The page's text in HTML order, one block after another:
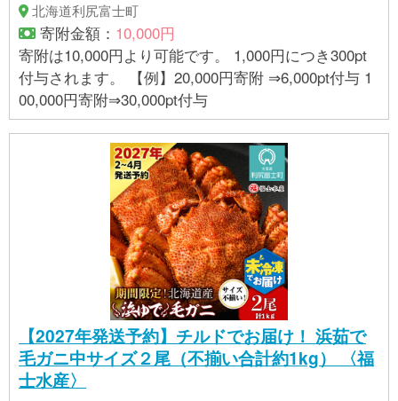
北海道利尻富士町
寄附金額： 10,000円
寄附は10,000円より可能です。 1,000円につき300pt
付与されます。 【例】20,000円寄附 ⇒6,000pt付与 1
00,000円寄附⇒30,000pt付与
【2027年発送予約】チルドでお届け！ 浜茹で
毛ガニ中サイズ２尾（不揃い合計約1kg） 〈福
士水産〉